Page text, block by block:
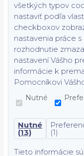
všetkých typov
nastaviť podľa
checkboxov
nastavenia práce
rozhodnutie
nastavení Vášho
informácie k
Pomocníkovi
Nutné
Nutné
(13) (1)
Tieto informácie